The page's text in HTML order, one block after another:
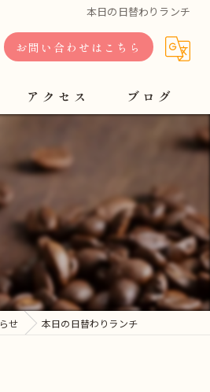
本日の日替わりランチ
お問い合わせはこちら
アクセス ブログ
せ 本日の日替わりランチ